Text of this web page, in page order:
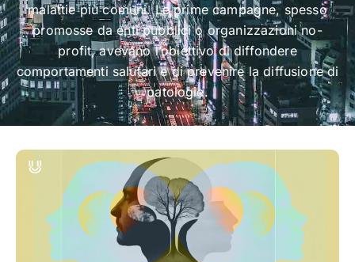
malattie più comuni. Le prime campagne, spesso
promosse da enti pubblici o organizzazioni no-
profit, avevano l’obiettivo di diffondere
comportamenti salutari e di prevenire la diffusione di
patologie.